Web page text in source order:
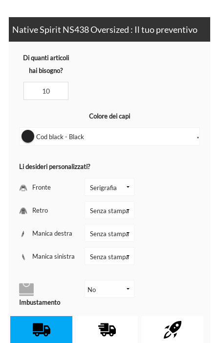
Native Spirit NS438 Oversized : Il tuo preventivo
Di quanti articoli
hai bisogno?
Colore dei capi
Cod black - Black ▼
Li desideri personalizzati?
Fronte
Retro
Manica destra
Manica sinistra
Imbustamento